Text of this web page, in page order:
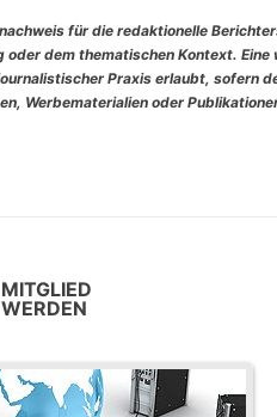
für die redaktionelle
dem thematischen Kontext.
Praxis erlaubt, sofern
Werbematerialien oder
MITGLIED
WERDEN